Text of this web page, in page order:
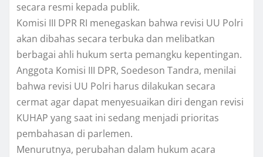
secara resmi kepada publik.
Komisi III DPR RI menegaskan bahwa revisi UU Polri
akan dibahas secara terbuka dan melibatkan
berbagai ahli hukum serta pemangku kepentingan.
Anggota Komisi III DPR, Soedeson Tandra, menilai
bahwa revisi UU Polri harus dilakukan secara
cermat agar dapat menyesuaikan diri dengan revisi
KUHAP yang saat ini sedang menjadi prioritas
pembahasan di parlemen.
Menurutnya, perubahan dalam hukum acara